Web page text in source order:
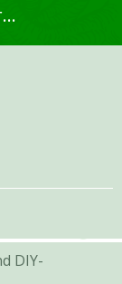
Nähkromanten - Die alternative Näh- und DIY-Community
DIY-